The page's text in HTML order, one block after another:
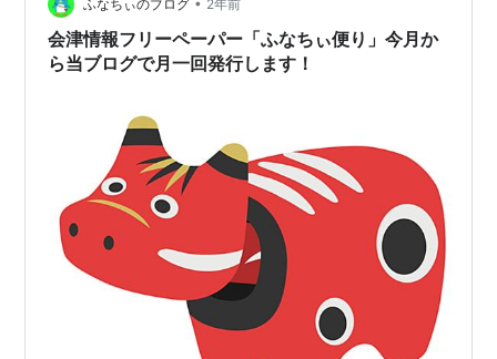
みました！ 飯盛山入り口の向かって左…
ふなちぃのブログ 2年前
会津情報フリーペーパー「ふなちぃ便り」今月か
ら当ブログで月一回発行します！